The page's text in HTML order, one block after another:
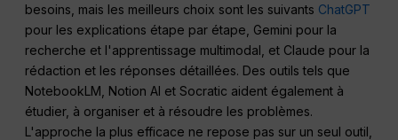
besoins, mais les meilleurs choix sont les suivants ChatGPT
pour les explications étape par étape, Gemini pour la
recherche et l'apprentissage multimodal, et Claude pour la
rédaction et les réponses détaillées. Des outils tels que
NotebookLM, Notion AI et Socratic aident également à
étudier, à organiser et à résoudre les problèmes.
L'approche la plus efficace ne repose pas sur un seul outil,